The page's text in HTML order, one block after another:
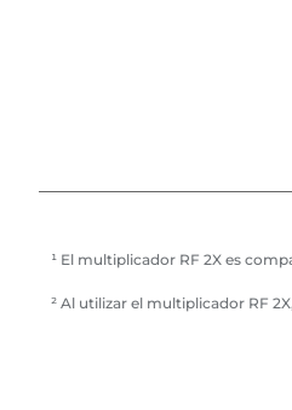
¹ El multiplicador RF 2X es
² Al utilizar el multiplicador RF